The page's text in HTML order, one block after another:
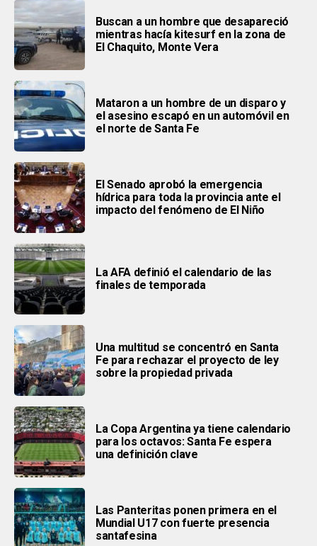
Buscan a un hombre que desapareció
mientras hacía kitesurf en la zona de
El Chaquito, Monte Vera
Mataron a un hombre de un disparo y
el asesino escapó en un automóvil en
el norte de Santa Fe
El Senado aprobó la emergencia
hídrica para toda la provincia ante el
impacto del fenómeno de El Niño
La AFA definió el calendario de las
finales de temporada
Una multitud se concentró en Santa
Fe para rechazar el proyecto de ley
sobre la propiedad privada
La Copa Argentina ya tiene calendario
para los octavos: Santa Fe espera
una definición clave
Las Panteritas ponen primera en el
Mundial U17 con fuerte presencia
santafesina